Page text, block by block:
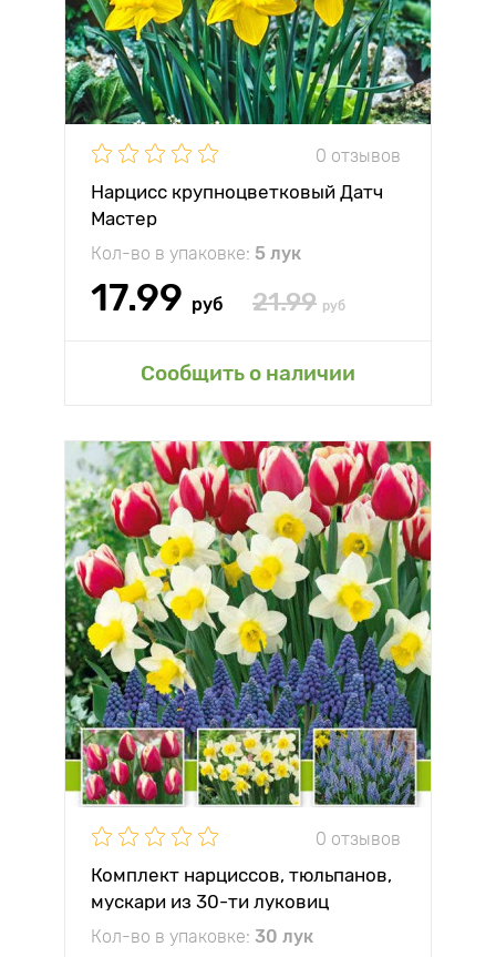
0 отзывов
Нарцисс крупноцветковый Датч
Мастер
Кол-во в упаковке: 5 лук
17.99 руб 21.99 руб
Сообщить о наличии
0 отзывов
Комплект нарциссов, тюльпанов,
мускари из 30-ти луковиц
Кол-во в упаковке: 30 лук